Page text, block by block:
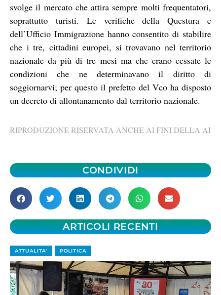
svolge il mercato che attira sempre molti frequentatori,
soprattutto turisti. Le verifiche della Questura e
dell’Ufficio Immigrazione hanno consentito di stabilire
che i tre, cittadini europei, si trovavano nel territorio
nazionale da più di tre mesi ma che erano cessate le
condizioni che ne determinavano il diritto di
soggiornarvi; per questo il prefetto del Vco ha disposto
un decreto di allontanamento dal territorio nazionale.
RIPRODUZIONE RISERVATA ANCHE AI FINI DELLA AI
CONDIVIDI
ARTICOLI RECENTI
ATTUALITA' POLITICA